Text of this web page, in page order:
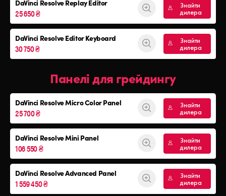
DaVinci ResolveReplay Editor
25 650 ₴
Знайти
дилера
DaVinci ResolveEditor Keyboard
30 750 ₴
Знайти
дилера
Панелі для грейдингу
DaVinci ResolveMicro Color Panel
25 700 ₴
Знайти
дилера
DaVinci ResolveMini Panel
106 550 ₴
Знайти
дилера
DaVinci Resolve Advanced Panel
1 559 450 ₴
Знайти
дилера